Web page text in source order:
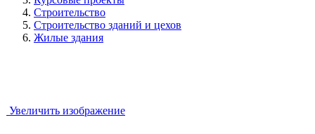
Строительство
Строительство зданий и цехов
Жилые здания
Увеличить изображение